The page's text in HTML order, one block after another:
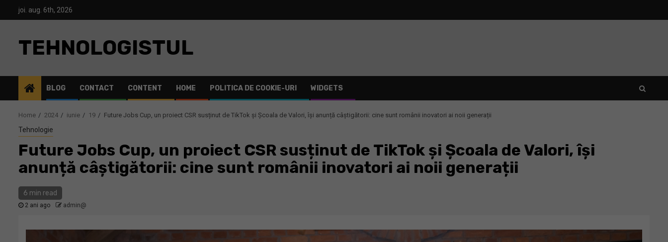
joi. aug. 6th, 2026
TEHNOLOGISTUL
BLOG CONTACT CONTENT HOME POLITICA DE COOKIE-URI WIDGETS
Home 2024 iunie 19 Future Jobs Cup, un proiect CSR susținut de TikTok și Școala de Valori, își anunță câștigătorii: cine sunt românii inovatori ai noii generații
Tehnologie
Future Jobs Cup, un proiect CSR susținut de TikTok și Școala de Valori, își
anunță câștigătorii: cine sunt românii inovatori ai noii generații
6 min read
2 ani ago admin@